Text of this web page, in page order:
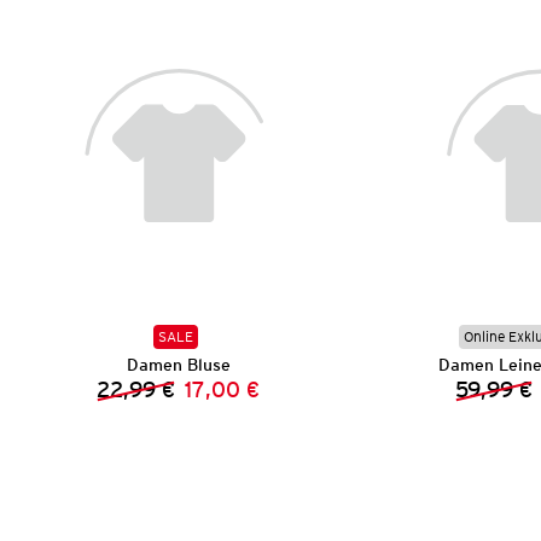
SALE
Damen Bluse
Vorheriger Preis:
22,99 € Neuer Preis:
17,00 €
Online
Damen
59,99 €